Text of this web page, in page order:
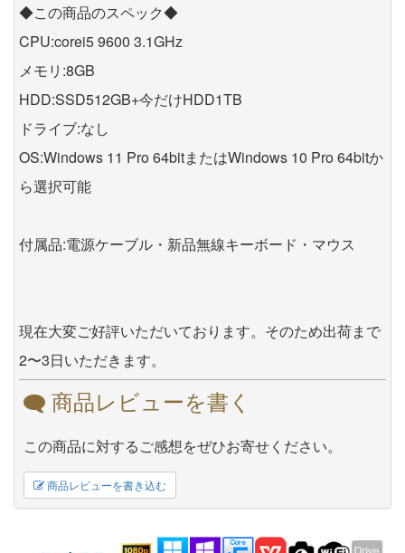
◆この商品のスペック◆
CPU:corei5 9600 3.1GHz
メモリ:8GB
HDD:SSD512GB+今だけHDD1TB
ドライブ:なし
OS:Windows 11 Pro 64bitまたはWindows 10 Pro 64bitか
ら選択可能
付属品:電源ケーブル・新品無線キーボード・マウス
現在大変ご好評いただいております。そのため出荷まで
2〜3日いただきます。
商品レビューを書く
この商品に対するご感想をぜひお寄せください。
商品レビューを書き込む